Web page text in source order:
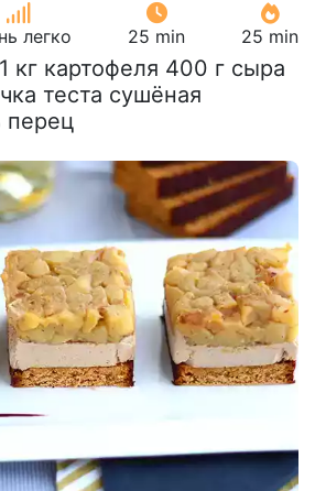
легко 25 min 25 min
кг картофеля 400 г сыра
теста сушёная
перец